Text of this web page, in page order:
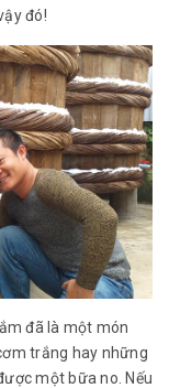
đó!
đã là một món
trắng hay những
một bữa no. Nếu